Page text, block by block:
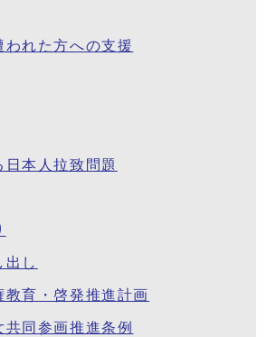
われた方への支援
本人拉致問題
出し
教育・啓発推進計画
同参画推進条例